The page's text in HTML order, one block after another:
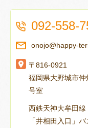
092-558-
onojo@happy-
〒816-0921
福岡県大野城市
号室
西鉄天神大牟田
「井相田入口」